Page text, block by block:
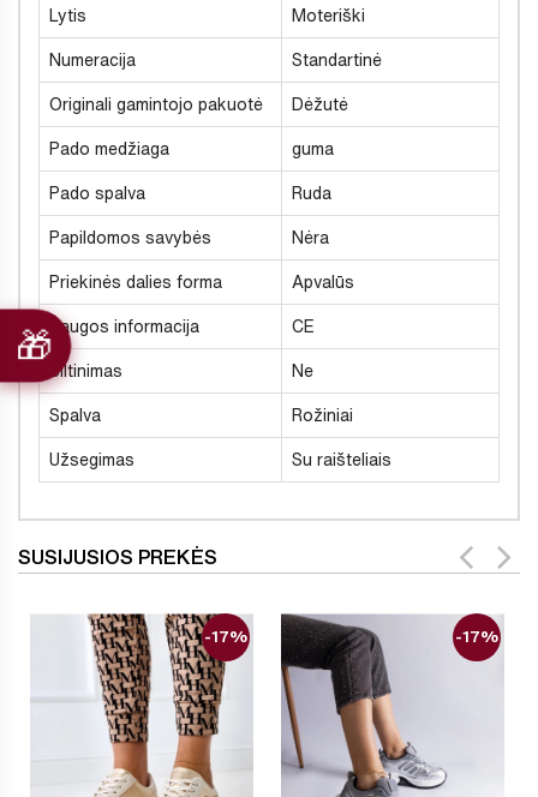
Lytis Moteriški
Numeracija Standartinė
Originali gamintojo pakuotė Dėžutė
Pado medžiaga guma
Pado spalva Ruda
Papildomos savybės Nėra
Priekinės dalies forma Apvalūs
Saugos informacija CE
Šiltinimas Ne
Spalva Rožiniai
Užsegimas Su raišteliais
SUSIJUSIOS PREKĖS
-17% -17%